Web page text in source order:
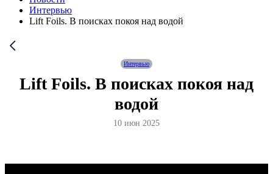
Интервью
Lift Foils. В поисках покоя над водой
Интервью
Lift Foils. В поисках покоя над
водой
10 июн 2025